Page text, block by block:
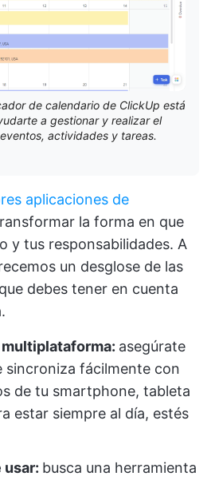
de calendario de ClickUp está
a gestionar y realizar el
actividades y tareas.
aplicaciones de
la forma en que
y tus responsabilidades. A
un desglose de las
debes tener en cuenta
asegúrate
sincroniza fácilmente con
de tu smartphone, tableta
estar siempre al día, estés
usar: busca una herramienta